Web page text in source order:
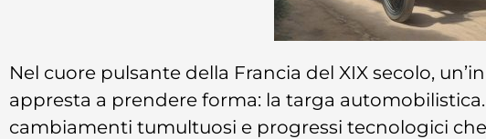
Nel cuore pulsante della Francia del XIX secolo,
appresta a prendere forma: la targa automobilistica.
cambiamenti tumultuosi e progressi tecnologici